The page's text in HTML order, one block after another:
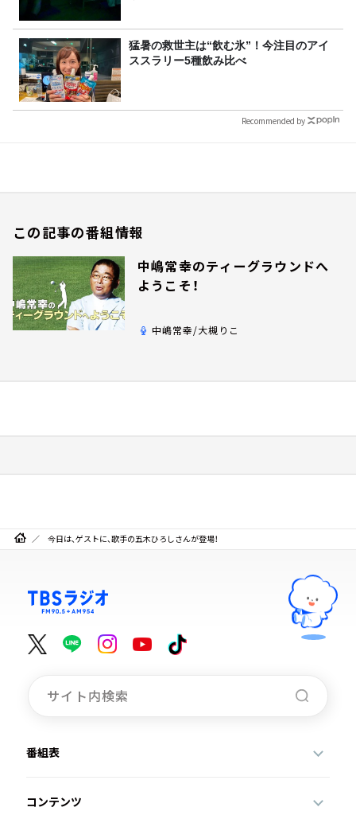
猛暑の救世主は“飲む氷”！今注目のアイ
ススラリー5種飲み比べ
Recommended by
この記事の番組情報
中嶋常幸のティーグラウンドへ
ようこそ！
中嶋常幸/大槻りこ
今日は、ゲストに、歌手の五木ひろしさんが登場！
番組表
コンテンツ